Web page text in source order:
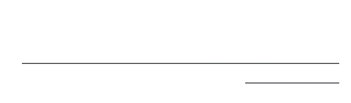
———————————————————————————
————————